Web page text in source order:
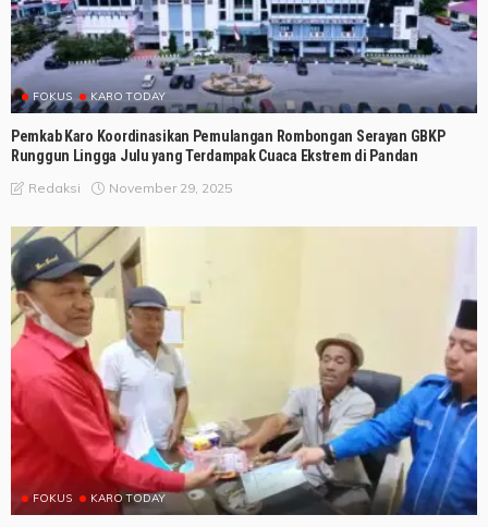
FOKUS KARO TODAY
Pemkab Karo Koordinasikan Pemulangan Rombongan Serayan GBKP
Runggun Lingga Julu yang Terdampak Cuaca Ekstrem di Pandan
Redaksi November 29, 2025
FOKUS KARO TODAY